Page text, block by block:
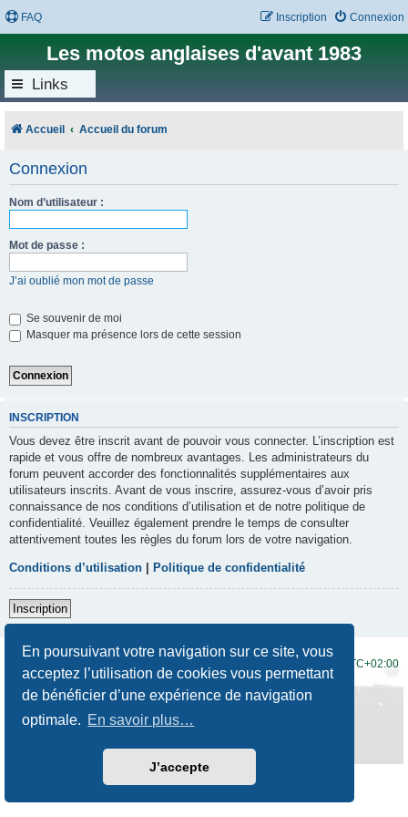
En poursuivant votre navigation sur ce site, vous
acceptez l’utilisation de cookies vous permettant
de bénéficier d’une expérience de navigation
optimale. En savoir plus…
J’accepte
FAQ Connexion
Inscription
Les motos anglaises d'avant 1983
Links
Accueil Accueil du forum
Connexion
Nom d’utilisateur :
Mot de passe :
J’ai oublié mon mot de passe
Se souvenir de moi
Masquer ma présence lors de cette session
INSCRIPTION
Vous devez être inscrit avant de pouvoir vous connecter. L’inscription est
rapide et vous offre de nombreux avantages. Les administrateurs du
forum peuvent accorder des fonctionnalités supplémentaires aux
utilisateurs inscrits. Avant de vous inscrire, assurez-vous d’avoir pris
connaissance de nos conditions d’utilisation et de notre politique de
confidentialité. Veuillez également prendre le temps de consulter
attentivement toutes les règles du forum lors de votre navigation.
Conditions d’utilisation Politique de confidentialité
Inscription
UTC+02:00
Développé par phpBB® Forum Software © phpBB Limited
Traduction française officielle
Prosilver New Edition
Confidentialité|Conditions